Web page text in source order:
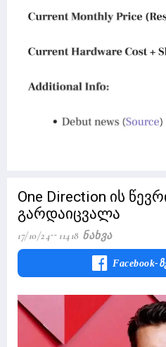
One Direction ის
გარდაიცვალა
17/10/24 11418 Ნახვა
Facebook-